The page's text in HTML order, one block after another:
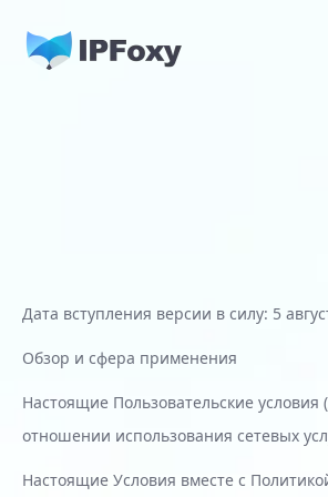
Дата вступления версии в силу: 5
Обзор и сфера применения
Настоящие Пользовательские
отношении использования сетевых
Настоящие Условия вместе с